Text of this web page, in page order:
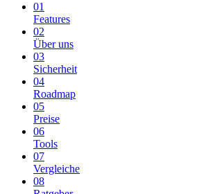
01
Features
02
Über uns
03
Sicherheit
04
Roadmap
05
Preise
06
Tools
07
Vergleiche
08